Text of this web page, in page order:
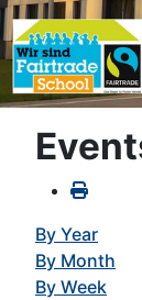
By Year
By Month
By Week